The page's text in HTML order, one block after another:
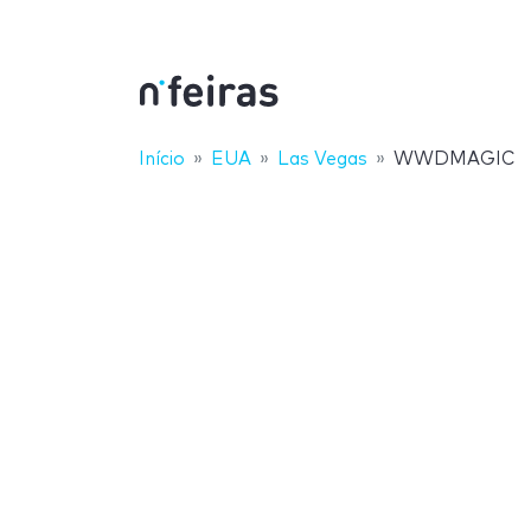
Início EUA Las Vegas WWDMAGIC